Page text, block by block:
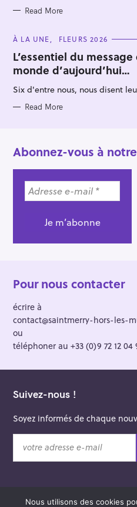
Read More
C
T
E
G
O
R
I
S
À LA UNE FLEURS 2026
L’essentiel du
monde d’aujourd’hui…
Six d'entre nous, nous disent
Read More
Abonnez-vous à
Pour nous contacter
écrire à
contact@saintmerry-hors-les-
ou
téléphoner au +33 (0)9 72 12 04
Suivez-nous !
Soyez informés de chaque
t
Nous utilisons des cookies